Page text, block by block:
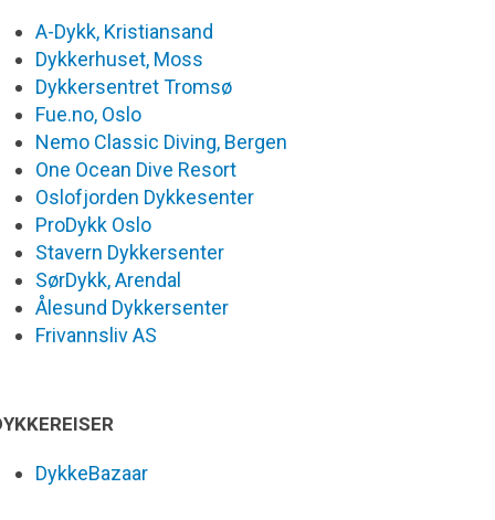
A-Dykk, Kristiansand
Dykkerhuset, Moss
Dykkersentret Tromsø
Fue.no, Oslo
Nemo Classic Diving, Bergen
One Ocean Dive Resort
Oslofjorden Dykkesenter
ProDykk Oslo
Stavern Dykkersenter
SørDykk, Arendal
Ålesund Dykkersenter
Frivannsliv AS
DykkeBazaar